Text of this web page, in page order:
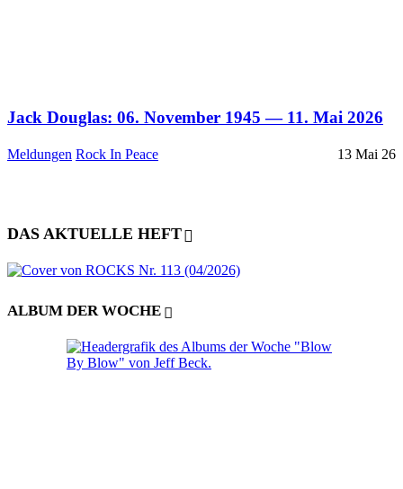
Jack Douglas: 06. November 1945 — 11. Mai 2026
Meldungen Rock In Peace 13 Mai 26
DAS AKTUELLE HEFT
ALBUM DER WOCHE